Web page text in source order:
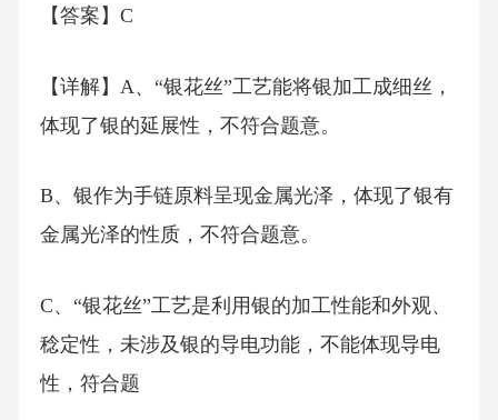
【答案】C
【详解】A、“银花丝”工艺能将银加工成细丝，
体现了银的延展性，不符合题意。
B、银作为手链原料呈现金属光泽，体现了银有
金属光泽的性质，不符合题意。
C、“银花丝”工艺是利用银的加工性能和外观、
稔定性，未涉及银的导电功能，不能体现导电
性，符合题